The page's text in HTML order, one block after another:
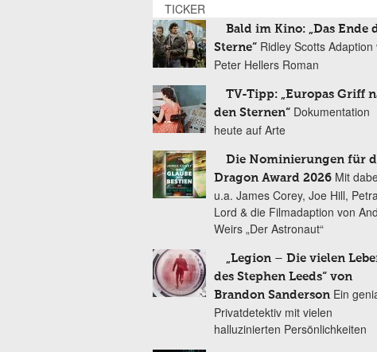
TICKER
Bald im Kino: „Das Ende
Sterne“ Ridley Scotts Adaption
Peter Hellers Roman
TV-Tipp: „Europas Griff
den Sternen“ Dokumentation
heute auf Arte
Die Nominierungen für
Dragon Award 2026 Mit
u.a. James Corey, Joe Hill,
Lord & die Filmadaption von
Weirs „Der Astronaut“
„Legion – Die vielen
des Stephen Leeds“ von
Brandon Sanderson Ein
Privatdetektiv mit vielen
halluzinierten Persönlichkeiten